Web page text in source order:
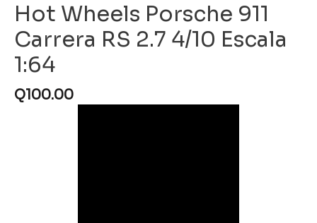
Hot Wheels Porsche 911
Carrera RS 2.7 4/10 Escala
1:64
Q100.00